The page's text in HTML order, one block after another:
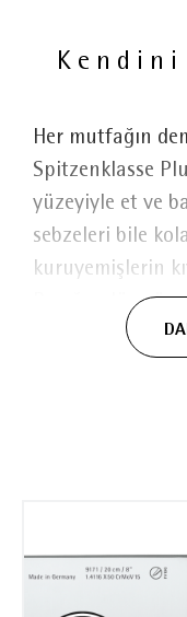
Her mutfağın
Spitzenklasse
yüzeyiyle et ve
sebzeleri bile
kuruyemişlerin
Bıçağın düz
bile
Spitzenklasse
mükemmel bir
duruma uygun